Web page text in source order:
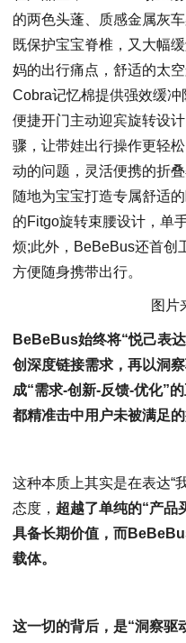
的两色头蓬、质感金属灰
既保护宝宝脊椎，又大幅
妈的出行痛点，舒适的太
Cobra记忆棉提供强效缓
便捷开门主动迎宾旋转设
骤，让带娃出行操作更轻
动的问题，灵活便携的折
随地为宝宝打造专属舒适
的Fitgo旋转束腰设计，单
烦;此外，BeBeBus还首创
方便随身携带出行。
图片
BeBeBus始终将“悦己表
创深度链接需求，再以洞
成“需求-创新-反馈-优化”
都精准击中用户未被满足的
这种本质上其实是在表达“
态度， 超越了单纯的“产品
具备长期价值， 而
载体。
这一切的背后，是“洞察驱